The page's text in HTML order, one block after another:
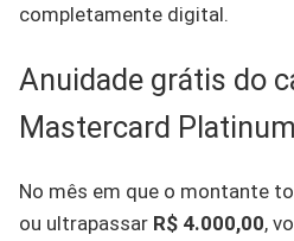
completamente digital.
Anuidade grátis do
Mastercard Platinum
No mês em que o montante
ou ultrapassar R$ 4.000,00,